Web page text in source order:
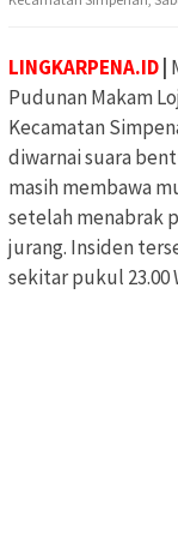
LINGKARPENA.ID
Pudunan Makam
Kecamatan
diwarnai suara
masih membawa
setelah menabrak
jurang. Insiden
sekitar pukul 23.00